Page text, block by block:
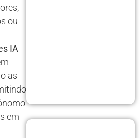
ou
IA
as
em